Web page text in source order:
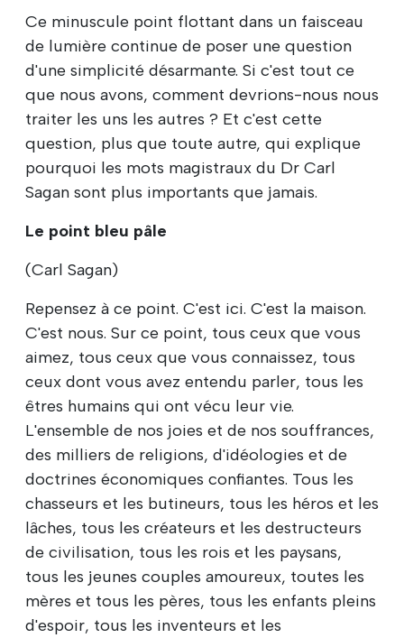
Ce minuscule point flottant dans un faisceau
de lumière continue de poser une question
d'une simplicité désarmante. Si c'est tout ce
que nous avons, comment devrions-nous nous
traiter les uns les autres ? Et c'est cette
question, plus que toute autre, qui explique
pourquoi les mots magistraux du Dr Carl
Sagan sont plus importants que jamais.
Le point bleu pâle
(Carl Sagan)
Repensez à ce point. C'est ici. C'est la maison.
C'est nous. Sur ce point, tous ceux que vous
aimez, tous ceux que vous connaissez, tous
ceux dont vous avez entendu parler, tous les
êtres humains qui ont vécu leur vie.
L'ensemble de nos joies et de nos souffrances,
des milliers de religions, d'idéologies et de
doctrines économiques confiantes. Tous les
chasseurs et les butineurs, tous les héros et les
lâches, tous les créateurs et les destructeurs
de civilisation, tous les rois et les paysans,
tous les jeunes couples amoureux, toutes les
mères et tous les pères, tous les enfants pleins
d'espoir, tous les inventeurs et les